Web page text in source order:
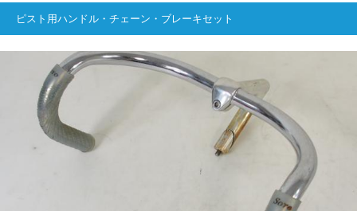
ピスト用ハンドル・チェーン・ブレーキセット